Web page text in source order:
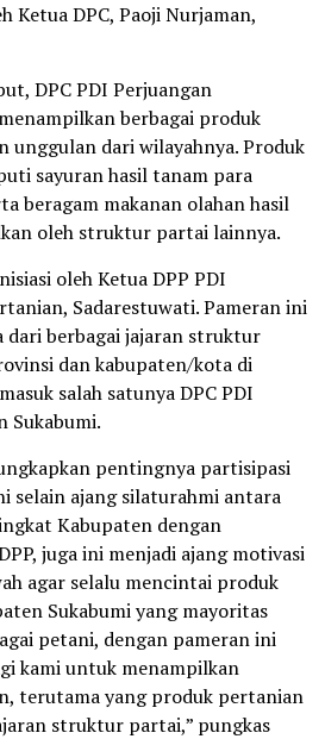
Ketua DPC, Paoji Nurjaman,
DPC PDI Perjuangan
berbagai produk
unggulan dari wilayahnya. Produk
sayuran hasil tanam para
beragam makanan olahan hasil
oleh struktur partai lainnya.
oleh Ketua DPP PDI
Sadarestuwati. Pameran ini
dari berbagai jajaran struktur
dan kabupaten/kota di
salah satunya DPC PDI
Sukabumi.
pentingnya partisipasi
selain ajang silaturahmi antara
Kabupaten dengan
juga ini menjadi ajang motivasi
agar selalu mencintai produk
Sukabumi yang mayoritas
petani, dengan pameran ini
kami untuk menampilkan
terutama yang produk pertanian
struktur partai,” pungkas